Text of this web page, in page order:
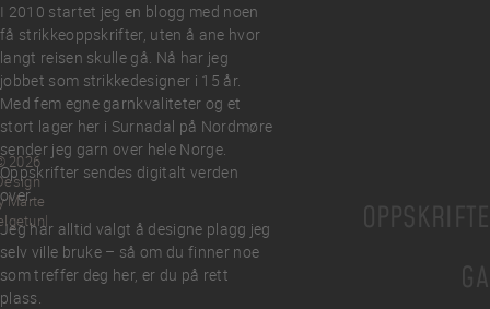
I 2010 startet jeg en blogg med noen
få strikkeoppskrifter, uten å ane hvor
langt reisen skulle gå. Nå har jeg
jobbet som strikkedesigner i 15 år.
Med fem egne garnkvaliteter og et
stort lager her i Surnadal på Nordmøre
sender jeg garn over hele Norge.
Oppskrifter sendes digitalt verden
over.
Jeg har alltid valgt å designe plagg jeg
selv ville bruke – så om du finner noe
som treffer deg her, er du på rett
plass.
2026
Marte